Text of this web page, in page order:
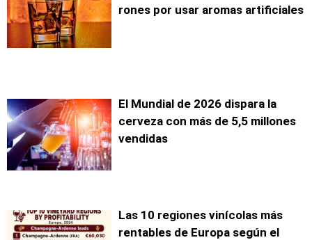
rones por usar aromas artificiales
El Mundial de 2026 dispara la
cerveza con más de 5,5 millones
vendidas
Las 10 regiones vinícolas más
rentables de Europa según el